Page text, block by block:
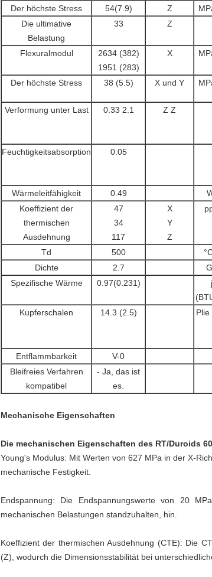
Der höchste Stress
54(7.9) Z
Die ultimative
Belastung
33 Z
Flexuralmodul
2634 (382)
1951 (283)
X
Der höchste Stress 38 (5.5) X und Y
Verformung unter Last 0.33 2.1 Z Z
Feuchtigkeitsabsorption 0.05
Wärmeleitfähigkeit 0.49
Koeffizient der
thermischen
Ausdehnung
47
34
117
X
Y
Z
Td 500
Dichte
2.7
Spezifische Wärme
0.97(0.231)
Kupferschalen 14.3 (2.5) Plie
Entflammbarkeit V-0
Bleifreies Verfahren
kompatibel
- Ja, das ist
es.
Mechanische Eigenschaften
Die mechanischen Eigenschaften des RT/Duroids
Young's Modulus: Mit Werten von 627 MPa in der X-
mechanische Festigkeit.
Endspannung: Die Endspannungswerte von 20
mechanischen Belastungen standzuhalten, hin.
Koeffizient der thermischen Ausdehnung (CTE): Die
(Z), wodurch die Dimensionsstabilität bei